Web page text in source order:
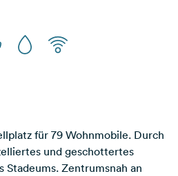
für 79 Wohnmobile. Durch
und geschottertes
Stadeums. Zentrumsnah an